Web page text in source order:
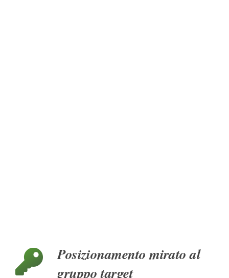
Posizionamento mirato al
gruppo target